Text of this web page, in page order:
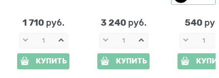
1 710 руб.
КУПИТЬ
3 240 руб.
КУПИТЬ
540